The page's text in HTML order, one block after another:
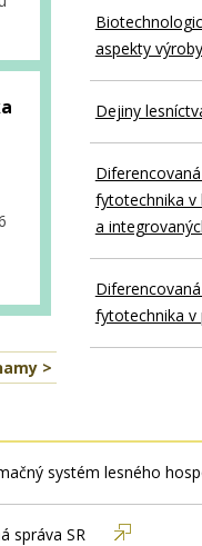
>
aspekty
Dejiny
fytotechnika v
a
fytotechnika v
systém lesného
správa SR